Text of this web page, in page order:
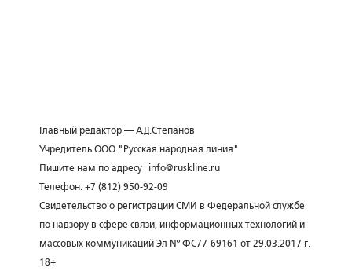
Главный редактор — А.Д.Степанов
Учредитель ООО "Русская народная линия"
Пишите нам по адресу
info@ruskline.ru
Телефон: +7 (812) 950-92-09
Свидетельство о регистрации СМИ в Федеральной службе
по надзору в сфере связи, информационных технологий и
массовых коммуникаций Эл № ФС77-69161 от 29.03.2017 г.
18+